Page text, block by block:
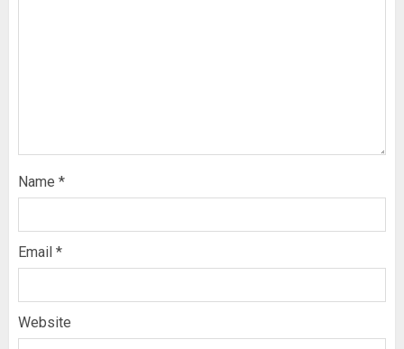
Name *
Email *
Website